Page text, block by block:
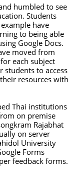
humbled to see
Students
have
to being able
Google Docs.
moved from
each subject
students to access
resources with
Thai institutions
on premise
Rajabhat
on server
University
Forms
feedback forms.